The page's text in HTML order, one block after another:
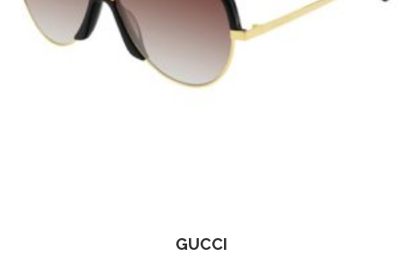
GUCCI